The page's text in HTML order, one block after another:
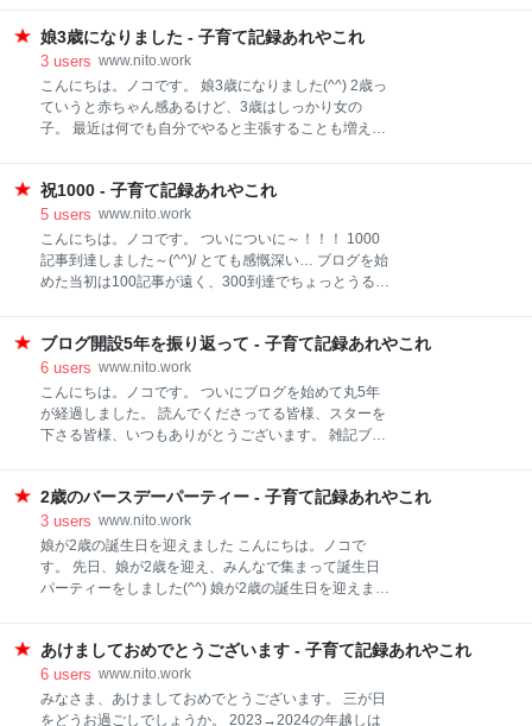
どんあおたんが広がってやばさ感が増しました。 翌朝
整形に行ったんですが、でしょうね…な骨折。 折れた
のは薬指の根本あたり。 どうすることもできないので
って言われて、中指と薬指をテーピングで固定して終
了。 え～！！前回は包帯でぐるぐるしたのに… ちなみ
り、足指に力を入れてふんばろうとしたり、ふとした
瞬間に激痛が走るという(´;ω;｀) 子ども達が足元に近づ
くだけで怖くて仕方ないです（踏まれそうで）
娘3歳になりました - 子育て記録あれやこれ
3 users www.nito.work
こんにちは。ノコです。 娘3歳になりました(^^) 2歳っ
ていうと赤ちゃん感あるけど、3歳はしっかり女の
子。 最近は何でも自分でやると主張することも増えて
くれて誕生日会もしました。 娘の希望はサーティーワ
ンのピカチュウアイスクリームケーキだったけど、予
約に行ったら中身がポッピングシャワーで急遽変更。
あの口の中パチパチは3歳には無理だ…(´;ω;｀) という
ことで好きなフレーバーのアイスを6つ選んで乗せら
ように。 土台も全部アイスクリームだから大人分もし
っかりとれました(^^)/ 何より子ども達がアイスにテン
ション爆上がり！！ 寒いこの時期にアイスじゃなくて
も…と思ったけど
祝1000 - 子育て記録あれやこれ
5 users www.nito.work
こんにちは。ノコです。 ついについに～！！！ 1000
記事到達しました～(^^)/ とても感慨深い… ブログを始
めた当初は100記事が遠く、300到達でちょっとうるっ
あ～。 アクセス数や収益については先日【ブログ開設
して5年の振り返り】記事で触れましたが、そもそも
子ども達の成長と思い出の記録なだけなので、このブ
ログ自体にゴールはなくて。その中で1000記事という
目に見える数字はひとつの区切りになった気がしま
～～～。
ブログ開設5年を振り返って - 子育て記録あれやこれ
6 users www.nito.work
こんにちは。ノコです。 ついにブログを始めて丸5年
が経過しました。 読んでくださってる皆様、スターを
下さる皆様、いつもありがとうございます。 雑記ブロ
が、できれば収益になったらいいなぁと思いつつ、書
き方(*^^*)もちょっとだけ意識してきました。 アクセ
ス数も亀のあゆみですがすこーしずつ伸びてきたし。
現在のアクセス解析はこんな感じです。 1日のアクセ
ス数は変動ありで400～600くらいを行ったり来たり。
比べて16万ほど総アクセス数が伸びていました。 月平
均だと13000くらい？ 5年の成績にしてはまだまだで
すね(´;ω;｀) ブログ内容が専門性があるものでも有益な
情報満載というわけでもなく、た
2歳のバースデーパーティー - 子育て記録あれやこれ
3 users www.nito.work
娘が2歳の誕生日を迎えました こんにちは。ノコで
す。 先日、娘が2歳を迎え、みんなで集まって誕生日
パーティーをしました(^^) 娘が2歳の誕生日を迎えまし
ートでかわいく飾りつけ まずは壁面バルーンアート。
今回はネットで一目ぼれしたこちらを購入しました
(^^) デイジーの花の大小バルーン4つとガーランが2
つ。 そして置いてもかぶっても使えるハッピーバース
あけましておめでとうございます - 子育て記録あれやこれ
6 users www.nito.work
みなさま、あけましておめでとうございます。 三が日
をどうお過ごしでしょうか。 2023→2024の年越しは